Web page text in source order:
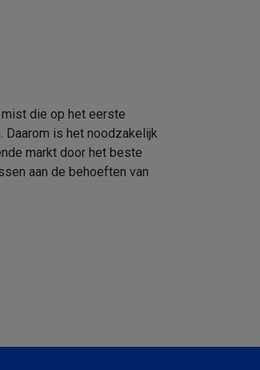
die op het eerste
Daarom is het noodzakelijk
markt door het beste
aan de behoeften van